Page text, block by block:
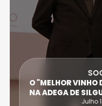
O "MELHOR VINHO
NA ADEGA DE
Julho